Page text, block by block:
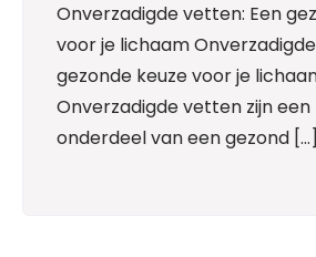
Onverzadigde vetten: Een
voor je lichaam
gezonde keuze voor je
Onverzadigde vetten zijn
onderdeel van een gezond […]